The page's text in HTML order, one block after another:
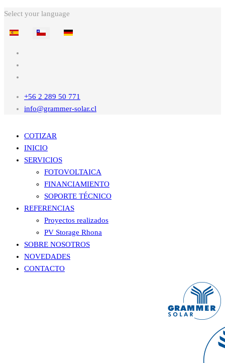
Select your language
+56 2 289 50 771
info@grammer-solar.cl
COTIZAR
INICIO
SERVICIOS
FOTOVOLTAICA
FINANCIAMIENTO
SOPORTE TÉCNICO
REFERENCIAS
Proyectos realizados
PV Storage Rhona
SOBRE NOSOTROS
NOVEDADES
CONTACTO